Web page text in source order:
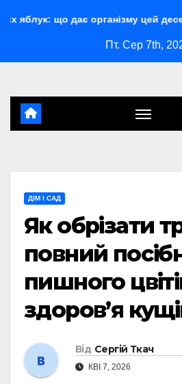
організму цей десерт
Пт. Сер 7th,
ДІМ І САД
Як обрізати
повний
пишного
здоров’я
Від Сергій Ткач
КВІ 7, 2026